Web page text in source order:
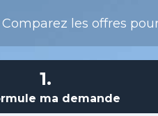
Comparez les offres
1.
ma demande